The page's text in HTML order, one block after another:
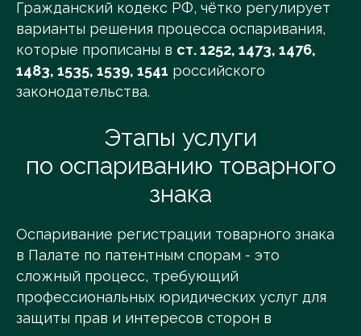
Гражданский кодекс РФ, чётко регулирует
варианты решения процесса оспаривания,
которые прописаны в ст. 1252, 1473, 1476,
1483, 1535, 1539, 1541 российского
законодательства.
Этапы услуги
по оспариванию товарного
знака
Оспаривание регистрации товарного знака
в Палате по патентным спорам - это
сложный процесс, требующий
профессиональных юридических услуг для
защиты прав и интересов сторон в